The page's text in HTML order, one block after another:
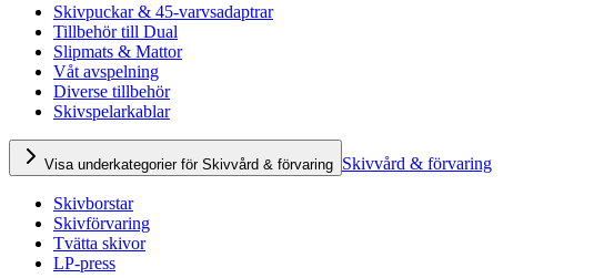
Skivpuckar & 45-varvsadaptrar
Tillbehör till Dual
Slipmats & Mattor
Våt avspelning
Diverse tillbehör
Skivspelarkablar
Visa underkategorier för Skivvård & förvaring Skivvård & förvaring
Skivborstar
Skivförvaring
Tvätta skivor
LP-press